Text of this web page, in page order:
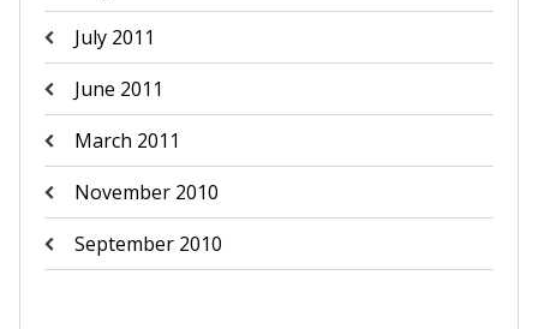
July 2011
June 2011
March 2011
November 2010
September 2010